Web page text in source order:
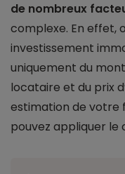
de nombreux
complexe. En effet,
investissement
uniquement du
locataire et du prix
estimation de votre
pouvez appliquer le